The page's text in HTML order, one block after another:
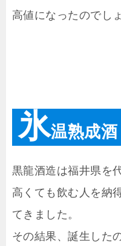
高値になったのでし
氷温熟成酒
黒龍酒造は福井県を
高くても飲む人を納
てきました。
その結果、誕生した